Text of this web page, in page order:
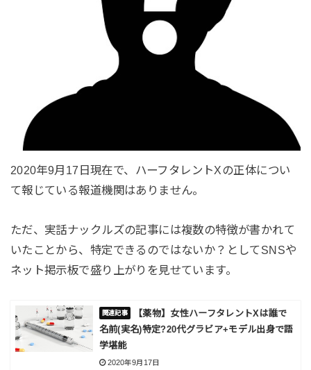
2020年9月17日現在で、ハーフタレントXの正体につい
て報じている報道機関はありません。
ただ、実話ナックルズの記事には複数の特徴が書かれて
いたことから、特定できるのではないか？としてSNSや
ネット掲示板で盛り上がりを見せています。
【薬物】女性ハーフタレントXは誰で
名前(実名)特定?20代グラビア+モデル出身で語
学堪能
2020年9月17日